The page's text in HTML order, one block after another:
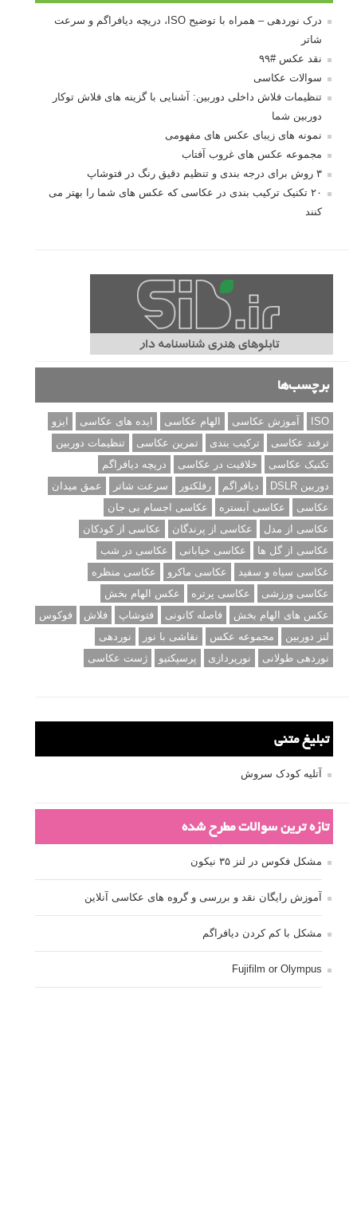
درک نوردهی – همراه با توضیح ISO، دریچه دیافراگم و سرعت
شاتر
نقد عکس #۹۹
سوالات عکاسی
تنظیمات فلاش داخلی دوربین: آشنایی با گزینه های فلاش توکار
دوربین شما
نمونه های زیبای عکس های مفهومی
مجموعه عکس های غروب آفتاب
۳ روش برای درجه بندی و تنظیم دقیق رنگ در فتوشاپ
۲۰ تکنیک ترکیب بندی در عکاسی که عکس های شما را بهتر می
کنند
برچسب‌ها
ISO آموزش عکاسی الهام عکاسی ایده های عکاسی
ایزو
ترفند عکاسی
ترکیب بندی تمرین عکاسی
تنظیمات دوربین
تکنیک عکاسی
خلاقیت در عکاسی
دریچه دیافراگم
دوربین DSLR
دیافراگم رفلکتور سرعت شاتر
عمق میدان
عکاسی
عکاسی آبستره
عکاسی اجسام بی جان
عکاسی از مدل
عکاسی از پرندگان
عکاسی از کودکان
عکاسی از گل ها
عکاسی خیابانی
عکاسی در شب
عکاسی سیاه و سفید
عکاسی ماکرو
عکاسی منظره
عکاسی ورزشی
عکاسی پرتره
عکس الهام بخش
عکس های الهام بخش
فاصله کانونی فتوشاپ فلاش
فوکوس
لنز دوربین
مجموعه عکس نقاشی با نور
نوردهی
نوردهی طولانی
نورپردازی پرسپکتیو ژست عکاسی
تبلیغ متنی
آتلیه کودک سروش
تازه ترین سوالات مطرح شده
مشکل فکوس در لنز ۳۵ نیکون
آموزش رایگان نقد و بررسی و گروه های عکاسی آنلاین
مشکل با کم کردن دیافراگم
Fujifilm or Olympus